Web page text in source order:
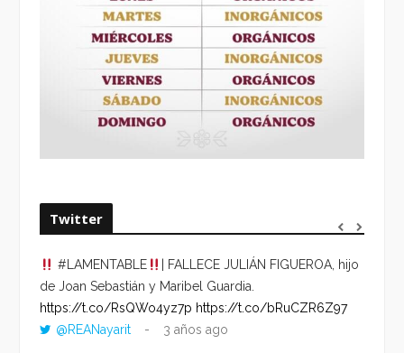
Twitter
#LAMENTABLE
| FALLECE JULIÁN FIGUEROA, hijo
de Joan Sebastián y Maribel Guardia.
https://t.co/RsQWo4yz7p https://t.co/bRuCZR6Z97
@REANayarit
3 años ago